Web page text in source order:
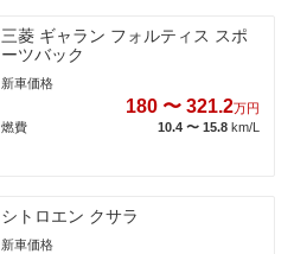
三菱 ギャラン フォルティス スポ
ーツバック
新車価格
180 〜 321.2万円
燃費
10.4 〜 15.8 km/L
シトロエン クサラ
新車価格